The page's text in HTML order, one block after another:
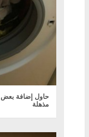
حاول إضافة بعض
مذهلة